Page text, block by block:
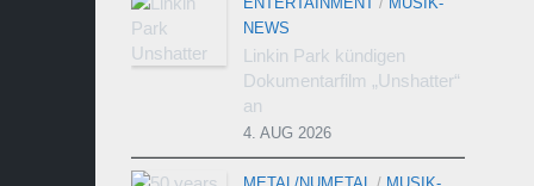
NEWS
Linkin Park kündigen
Dokumentarfilm „Unshatter“
an
4. AUG 2026